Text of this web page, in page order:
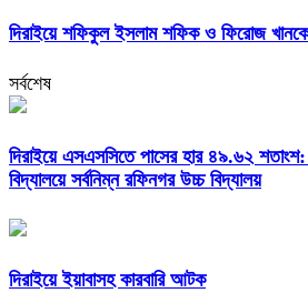
দিরাইয়ে শফিকুল ইসলাম শফিক ও ফিরোজ
সর্বশেষ
দিরাইয়ে এসএসসিতে পাসের হার ৪৯.৬২ শতাংশ:
বিদ্যালয়ে সর্বনিম্ন রফিনগর উচ্চ বিদ্যালয়
দিরাইয়ে ইয়াবাসহ কারবারি আটক